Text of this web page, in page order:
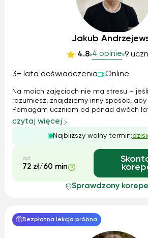
Jakub
4.8 4 opinie 9
3+ lata doświadczenia Online
Na moich zajęciach nie ma stresu –
rozumiesz, znajdziemy inny sposób,
Pomagam uczniom od ponad dwóch
ma inny sposób przyswajania wiedzy.
cierpliwość i logiczne podejście do
nauka staje się łatwiejsza, a efekt...
czytaj więcej
Najbliższy wolny termin:
od
72 zł/60 min
Sprawdzony
Bezpłatna lekcja próbna